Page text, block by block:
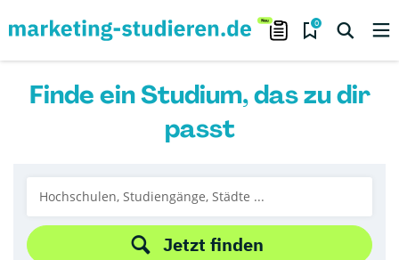
0
Finde ein Studium, das zu dir
passt
Jetzt finden